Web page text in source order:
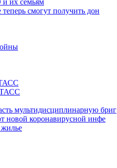
их семьям
смогут получить дон
ТАСС
мультидисциплинарную бриг
новой коронавирусной инфе
жилье